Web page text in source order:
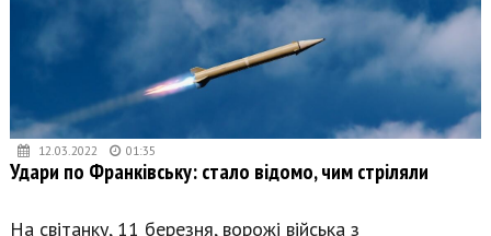
12.03.2022 01:35
Удари по Франківську: стало відомо, чим стріляли
На світанку, 11 березня, ворожі війська з